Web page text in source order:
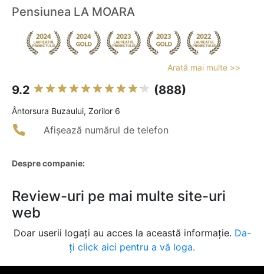
Pensiunea LA MOARA
Arată mai multe >>
9.2 (888)
Ântorsura Buzaului, Zorilor 6
Afișează numărul de telefon
Despre companie:
Review-uri pe mai multe site-uri
web
Doar userii logați au acces la această informație. Da-
ți click aici pentru a vă loga.